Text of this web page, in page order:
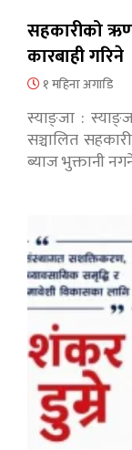
सहकारीको
कारबाही गरिने
१ महिना अगाडि
स्याङ्जा :
सञ्चालित
ब्याज भुक्तानी